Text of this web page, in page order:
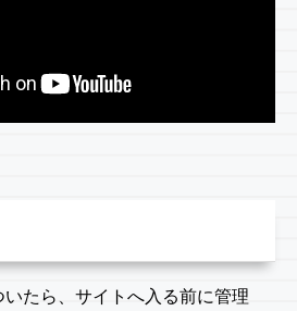
たら、サイトへ入る前に管理